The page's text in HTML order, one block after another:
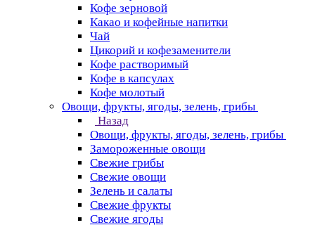
Кофе зерновой
Какао и кофейные напитки
Чай
Цикорий и кофезаменители
Кофе растворимый
Кофе в капсулах
Кофе молотый
Овощи, фрукты, ягоды, зелень, грибы
Назад
Овощи, фрукты, ягоды, зелень, грибы
Замороженные овощи
Свежие грибы
Свежие овощи
Зелень и салаты
Свежие фрукты
Свежие ягоды